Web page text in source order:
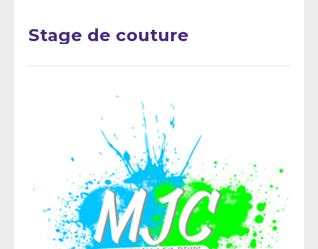
Stage de couture